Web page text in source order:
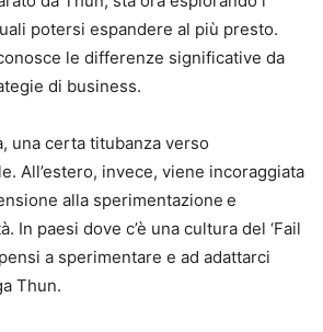
potersi espandere al più presto.
le differenze significative da
di business.
una certa titubanza verso
All’estero, invece, viene incoraggiata
alla sperimentazione e
In paesi dove c’è una cultura del ‘Fail
a sperimentare e ad adattarci
Thun.